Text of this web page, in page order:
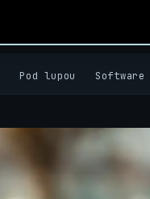
Pod lupou Software